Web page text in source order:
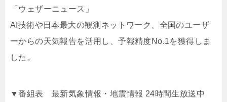
「ウェザーニュース」
AI技術や日本最大の観測ネットワーク、全国のユーザ
ーからの天気報告を活用し、予報精度No.1を獲得しま
した。
▼番組表 最新気象情報・地震情報 24時間生放送中